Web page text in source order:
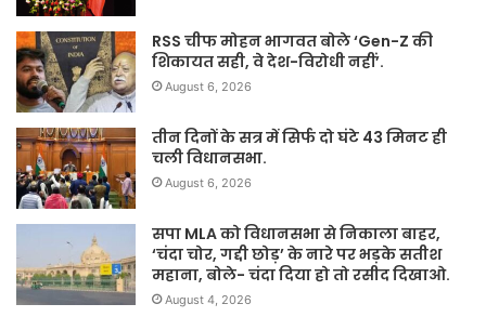
RSS चीफ मोहन भागवत बोले ‘Gen-Z की
शिकायत सही, वे देश-विरोधी नहीं’.
August 6, 2026
तीन दिनों के सत्र में सिर्फ दो घंटे 43 मिनट ही
चली विधानसभा.
August 6, 2026
सपा MLA को विधानसभा से निकाला बाहर,
‘चंदा चोर, गद्दी छोड़’ के नारे पर भड़के सतीश
महाना, बोले- चंदा दिया हो तो रसीद दिखाओ.
August 4, 2026